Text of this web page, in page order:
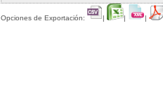
Opciones de Exportación: | | |